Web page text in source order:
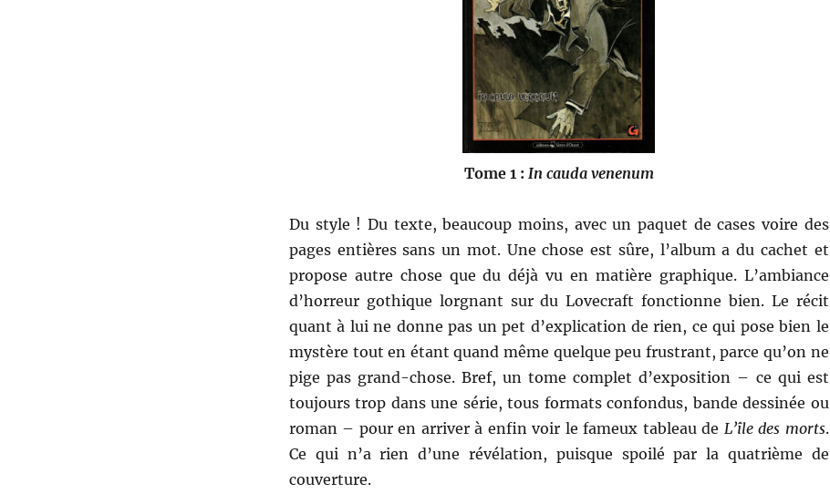
Tome 1 : In cauda venenum
Du style ! Du texte, beaucoup moins, avec un paquet de cases voire des
pages entières sans un mot. Une chose est sûre, l’album a du cachet et
propose autre chose que du déjà vu en matière graphique. L’ambiance
d’horreur gothique lorgnant sur du Lovecraft fonctionne bien. Le récit
quant à lui ne donne pas un pet d’explication de rien, ce qui pose bien le
mystère tout en étant quand même quelque peu frustrant, parce qu’on ne
pige pas grand-chose. Bref, un tome complet d’exposition – ce qui est
toujours trop dans une série, tous formats confondus, bande dessinée ou
roman – pour en arriver à enfin voir le fameux tableau de L’île des morts.
Ce qui n’a rien d’une révélation, puisque spoilé par la quatrième de
couverture.